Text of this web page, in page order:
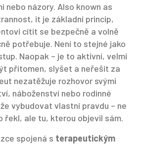
nebo názory. Also known as
, it je základní princip,
cítit se bezpečně a volně
potřebuje. Není to stejné jako
Naopak – je to aktivní, velmi
přítomen, slyšet a neřešit za
nezatěžuje rozhovor svými
náboženství nebo rodinné
vybudovat vlastní pravdu – ne
řekl, ale tu, kterou objevil sám.
spojená s terapeutickým